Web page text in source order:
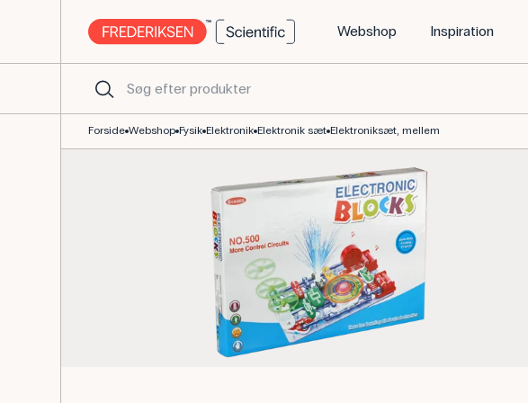
Webshop Inspiration
Forside Webshop Fysik Elektronik Elektronik sæt Elektroniksæt, mellem